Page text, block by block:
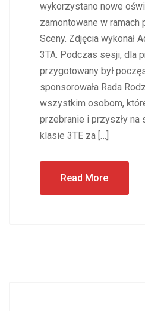
wykorzystano nowe
zamontowane w ramach
Sceny. Zdjęcia wykonał
3TA. Podczas sesji, dla
przygotowany był
sponsorowała Rada
wszystkim osobom,
przebranie i przyszły na
klasie 3TE za […]
Read More